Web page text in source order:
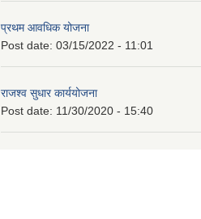
प्रथम आवधिक योजना
Post date: 03/15/2022 - 11:01
राजश्व सुधार कार्ययोजना
Post date: 11/30/2020 - 15:40